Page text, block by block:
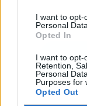
I want to opt-
Personal
Opted In
I want to opt-
Retention,
Personal
Purposes for
Opted Out